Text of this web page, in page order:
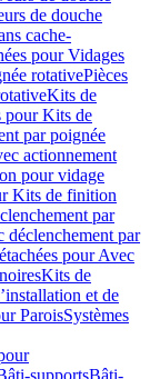
de douche
cache-
pour Vidages
rotativePièces
Kits de
pour Kits de
par poignée
actionnement
pour vidage
Kits de finition
par
déclenchement par
pour Avec
Kits de
et de
ParoisSystèmes
supportsBâti-